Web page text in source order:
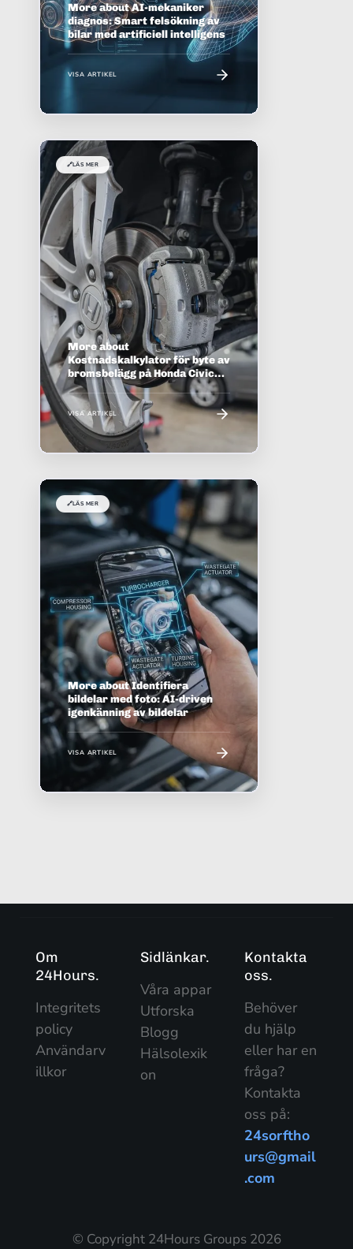
More about AI-mekaniker
diagnos: Smart felsökning av
bilar med artificiell intelligens
VISA ARTIKEL
🔗LÄS MER
More about
Kostnadskalkylator för byte av
bromsbelägg på Honda Civic
2006
VISA ARTIKEL
🔗LÄS MER
More about Identifiera
bildelar med foto: AI-driven
igenkänning av bildelar
VISA ARTIKEL
Om
24Hours.
Integritets
policy
Användarv
illkor
Sidlänkar.
Våra appar
Utforska
Blogg
Hälsolexik
on
Kontakta
oss.
Behöver
du hjälp
eller har en
fråga?
Kontakta
oss på:
24sorftho
urs@gmail
.com
© Copyright 24Hours Groups 2026